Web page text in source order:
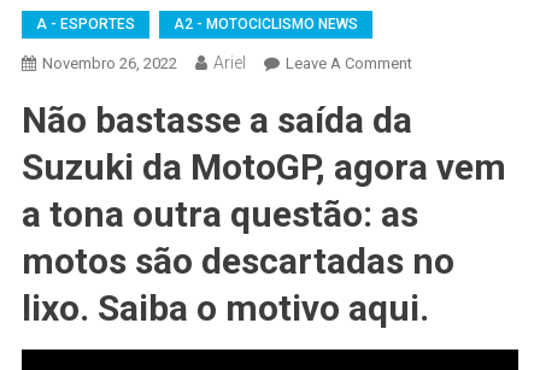
A - ESPORTES A2 - MOTOCICLISMO NEWS
Novembro 26, 2022 Ariel Leave A CommentOn
NEWS
MOTOGP:
Que
As
GSX-
Não bastasse a saída da
Suzuki da MotoGP, agora vem
a tona outra questão: as
motos são descartadas no
lixo. Saiba o motivo aqui.